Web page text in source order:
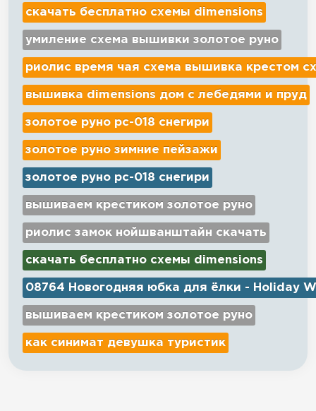
скачать бесплатно схемы dimensions
умиление схема вышивки золотое руно
риолис время чая схема вышивка крестом
вышивка dimensions дом с лебедями и пруд
золотое руно рс-018 снегири
золотое руно зимние пейзажи
золотое руно рс-018 снегири
вышиваем крестиком золотое руно
риолис замок нойшванштайн скачать
скачать бесплатно схемы dimensions
08764 Новогодняя юбка для ёлки - Holiday
вышиваем крестиком золотое руно
как синимат девушка туристик